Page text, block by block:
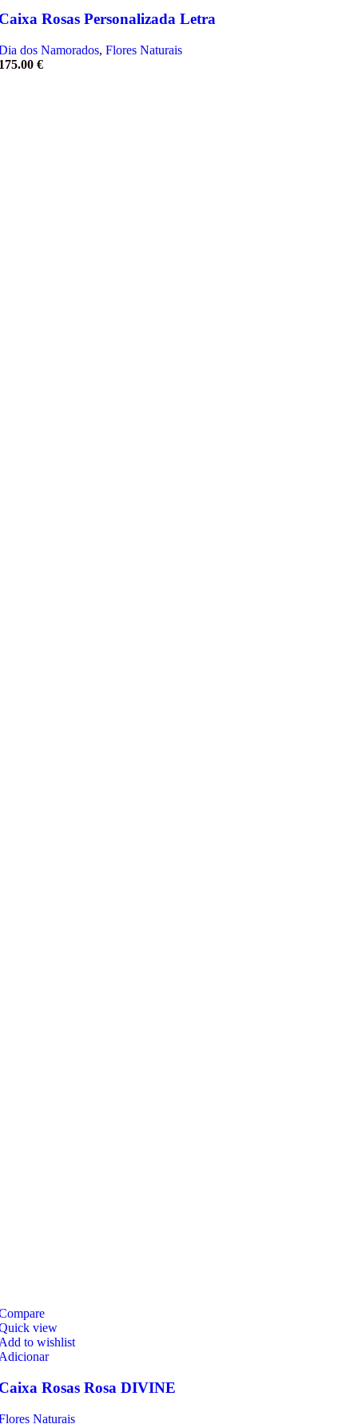
Rosas Personalizada Letra
dos Namorados, Flores Naturais
€
view
to wishlist
Rosas Rosa DIVINE
Naturais